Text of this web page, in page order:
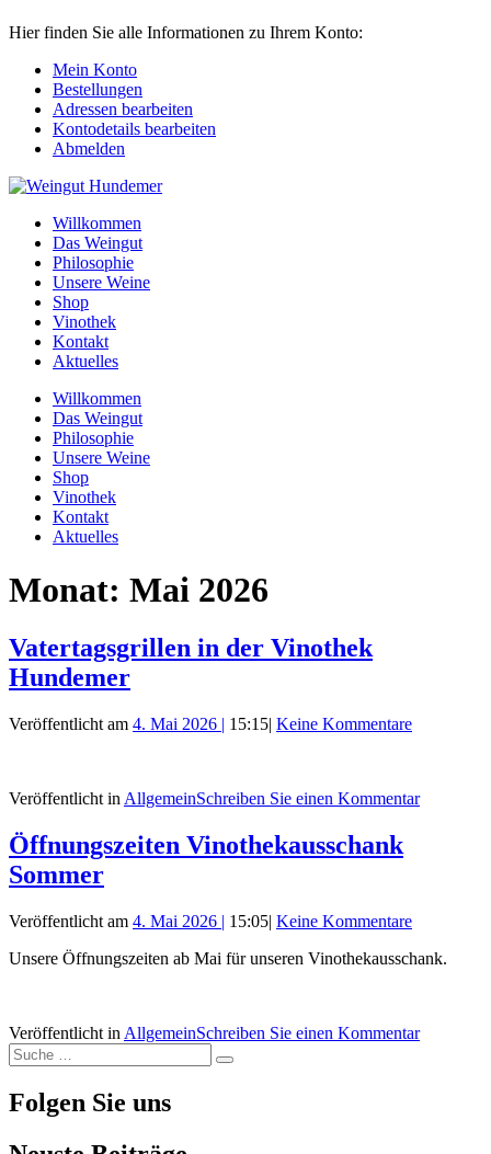
Hier finden Sie alle Informationen zu Ihrem Konto:
Mein Konto
Bestellungen
Adressen bearbeiten
Kontodetails bearbeiten
Abmelden
Willkommen
Das Weingut
Philosophie
Unsere Weine
Shop
Vinothek
Kontakt
Aktuelles
Willkommen
Das Weingut
Philosophie
Unsere Weine
Shop
Vinothek
Kontakt
Aktuelles
Monat: Mai 2026
Vatertagsgrillen in der Vinothek
Hundemer
Veröffentlicht am 4. Mai 2026 | 15:15| Keine Kommentare
Veröffentlicht in AllgemeinSchreiben Sie einen Kommentar
Öffnungszeiten Vinothekausschank
Sommer
Veröffentlicht am 4. Mai 2026 | 15:05| Keine Kommentare
Unsere Öffnungszeiten ab Mai für unseren Vinothekausschank.
Veröffentlicht in AllgemeinSchreiben Sie einen Kommentar
Suche
nach:
Suche
Folgen Sie uns